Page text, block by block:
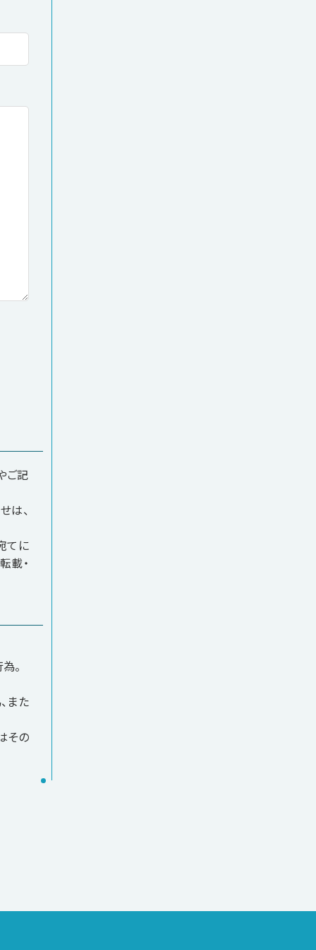
ご記
は、
てに
載・
。
また
その